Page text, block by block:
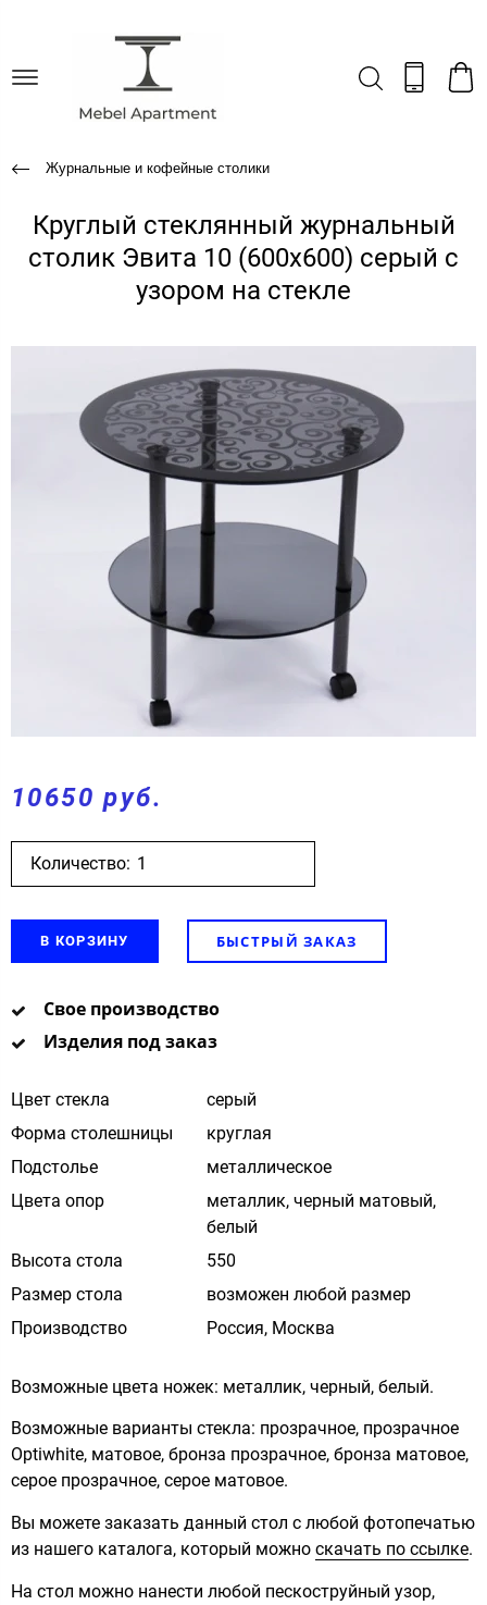
Журнальные и кофейные столики
Круглый стеклянный журнальный
столик Эвита 10 (600х600) серый с
узором на стекле
10650 руб.
Количество:
В КОРЗИНУ БЫСТРЫЙ ЗАКАЗ
Свое производство
Изделия под заказ
Цвет стекла
cерый
Форма столешницы
круглая
Подстолье
металлическое
Цвета опор
металлик, черный матовый,
белый
Высота стола
550
Размер стола
возможен любой размер
Производство
Россия, Москва
Возможные цвета ножек: металлик, черный, белый.
Возможные варианты стекла: прозрачное, прозрачное
Optiwhite, матовое, бронза прозрачное, бронза матовое,
серое прозрачное, серое матовое.
Вы можете заказать данный стол с любой фотопечатью
из нашего каталога, который можно скачать по ссылке.
На стол можно нанести любой пескоструйный узор,